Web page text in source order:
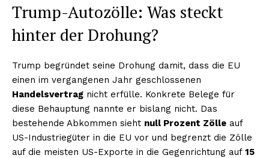
Trump-Autozölle: Was steckt
hinter der Drohung?
Trump begründet seine Drohung damit, dass die EU
einen im vergangenen Jahr geschlossenen
Handelsvertrag nicht erfülle. Konkrete Belege für
diese Behauptung nannte er bislang nicht. Das
bestehende Abkommen sieht null Prozent Zölle auf
US-Industriegüter in die EU vor und begrenzt die Zölle
auf die meisten US-Exporte in die Gegenrichtung auf 15